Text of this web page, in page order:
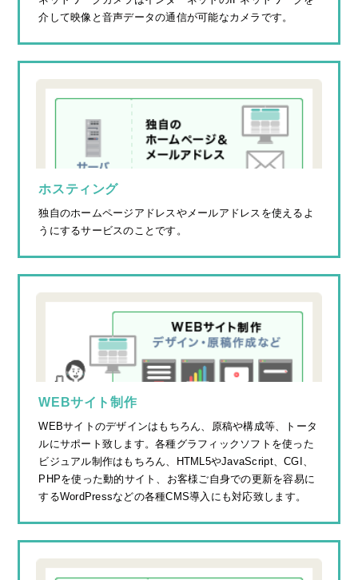
介して映像と音声データの通信が可能なカメラです。
ホスティング
独自のホームページアドレスやメールアドレスを使えるよ
うにするサービスのことです。
WEBサイト制作
WEBサイトのデザインはもちろん、原稿や構成等、トータ
ルにサポート致します。各種グラフィックソフトを使った
ビジュアル制作はもちろん、HTML5やJavaScript、CGI、
PHPを使った動的サイト、お客様ご自身での更新を容易に
するWordPressなどの各種CMS導入にも対応致します。